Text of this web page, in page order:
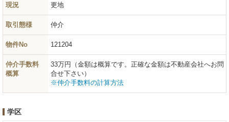
現況 更地
取引態様 仲介
物件No 121204
仲介手数料
概算
33万円（金額は概算です。正確な金額は不動産会社へお問
合せ下さい）
※仲介手数料の計算方法
学区